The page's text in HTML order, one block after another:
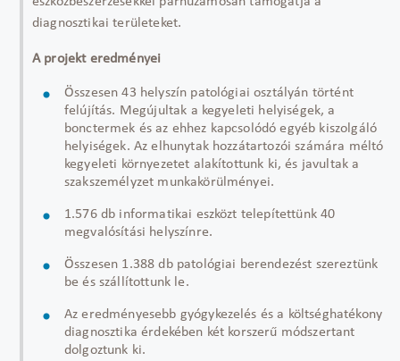
diagnosztikai területeket.
A projekt eredményei
Összesen 43 helyszín patológiai osztályán történt
felújítás. Megújultak a kegyeleti helyiségek, a
bonctermek és az ehhez kapcsolódó egyéb kiszolgáló
helyiségek. Az elhunytak hozzátartozói számára méltó
kegyeleti környezetet alakítottunk ki, és javultak a
szakszemélyzet munkakörülményei.
1.576 db informatikai eszközt telepítettünk 40
megvalósítási helyszínre.
Összesen 1.388 db patológiai berendezést szereztünk
be és szállítottunk le.
Az eredményesebb gyógykezelés és a költséghatékony
diagnosztika érdekében két korszerű módszertant
dolgoztunk ki.